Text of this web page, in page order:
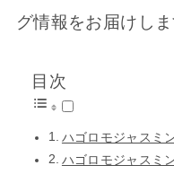
グ情報をお届けしま
目次
ハゴロモジャスミ
ハゴロモジャスミ